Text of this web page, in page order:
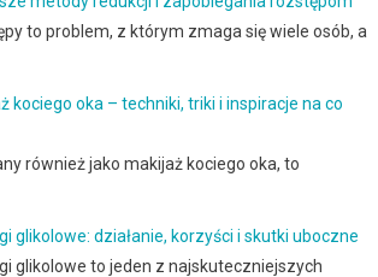
to problem, z którym zmaga się wiele osób, a
kociego oka – techniki, triki i inspiracje na co
również jako makijaż kociego oka, to
glikolowe: działanie, korzyści i skutki uboczne
glikolowe to jeden z najskuteczniejszych